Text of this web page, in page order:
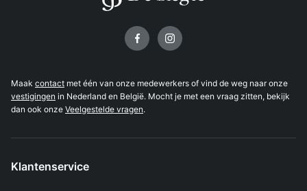
Maak contact met één van onze medewerkers of vind de weg naar onze
vestigingen in Nederland en België. Mocht je met een vraag zitten, bekijk
dan ook onze Veelgestelde vragen.
Klantenservice